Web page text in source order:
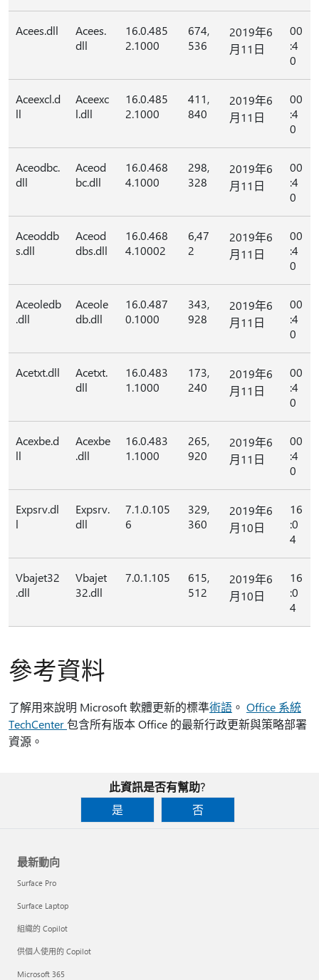
Acees.dll
Acees.
dll
16.0.485
2.1000
674,
536
2019年6
月11日
00
:4
0
Aceexcl.d
ll
Aceexc
l.dll
16.0.485
2.1000
411,
840
2019年6
月11日
00
:4
0
Aceodbc.
dll
Aceod
bc.dll
16.0.468
4.1000
298,
328
2019年6
月11日
00
:4
0
Aceoddb
s.dll
Aceod
dbs.dll
16.0.468
4.10002
6,47
2
2019年6
月11日
00
:4
0
Aceoledb
.dll
Aceole
db.dll
16.0.487
0.1000
343,
928
2019年6
月11日
00
:4
0
Acetxt.dll
Acetxt.
dll
16.0.483
1.1000
173,
240
2019年6
月11日
00
:4
0
Acexbe.d
ll
Acexbe
.dll
16.0.483
1.1000
265,
920
2019年6
月11日
00
:4
0
Expsrv.dl
l
Expsrv.
dll
7.1.0.105
6
329,
360
2019年6
月10日
16
:0
4
Vbajet32
.dll
Vbajet
32.dll
7.0.1.105
615,
512
2019年6
月10日
16
:0
4
參考資料
了解用來說明 Microsoft 軟體更新的標準術語 。 Office 系統
TechCenter包含所有版本 Office 的最新行政更新與策略部署
資源。
此資訊是否有幫助?
是
否
最新動向
Surface Pro
Surface Laptop
組織的 Copilot
供個人使用的 Copilot
Microsoft 365